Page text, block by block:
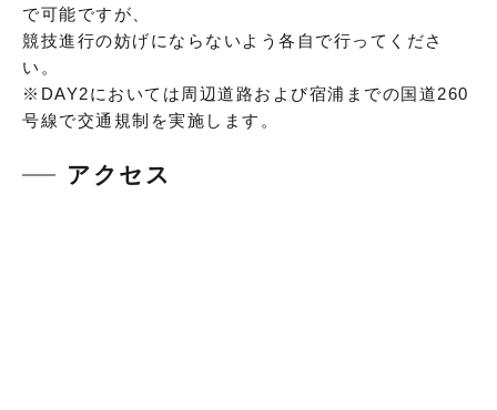
で可能ですが、
競技進行の妨げにならないよう各自で行ってくださ
い。
※DAY2においては周辺道路および宿浦までの国道260
号線で交通規制を実施します。
アクセス